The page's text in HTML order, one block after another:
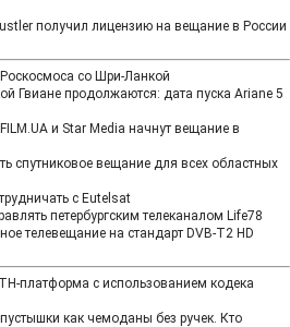
получил лицензию на вещание в России
Роскосмоса со Шри-Ланкой
Гвиане продолжаются: дата пуска Ariane 5
и Star Media начнут вещание в
спутниковое вещание для всех областных
с Eutelsat
петербургским телеканалом Life78
телевещание на стандарт DVB-T2 HD
платформа с использованием кодека
как чемоданы без ручек. Кто